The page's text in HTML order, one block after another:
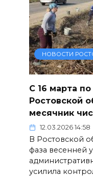
НОВОСТИ
С 16 марта
Ростовской
месячник
12.03.2026 14:58
В Ростовской
фаза весенней
усилила